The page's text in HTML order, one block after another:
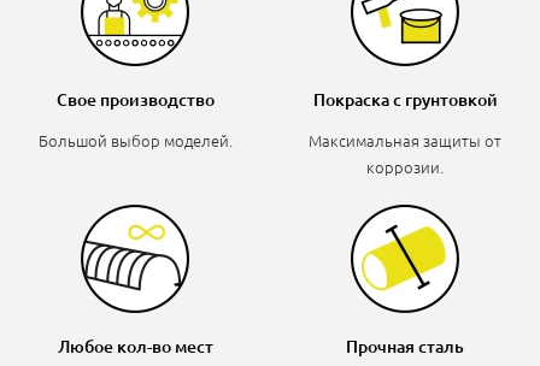
Свое производство
Большой выбор моделей.
Покраска с грунтовкой
Максимальная защиты от
коррозии.
Любое кол-во мест
Прочная сталь